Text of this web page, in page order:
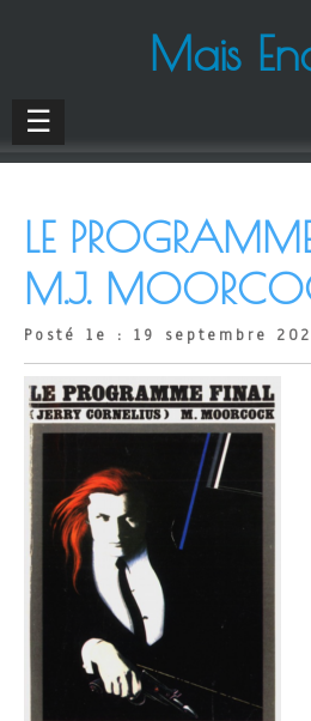
Mais
☰
LE
M.J.
Posté le : 19 septembre